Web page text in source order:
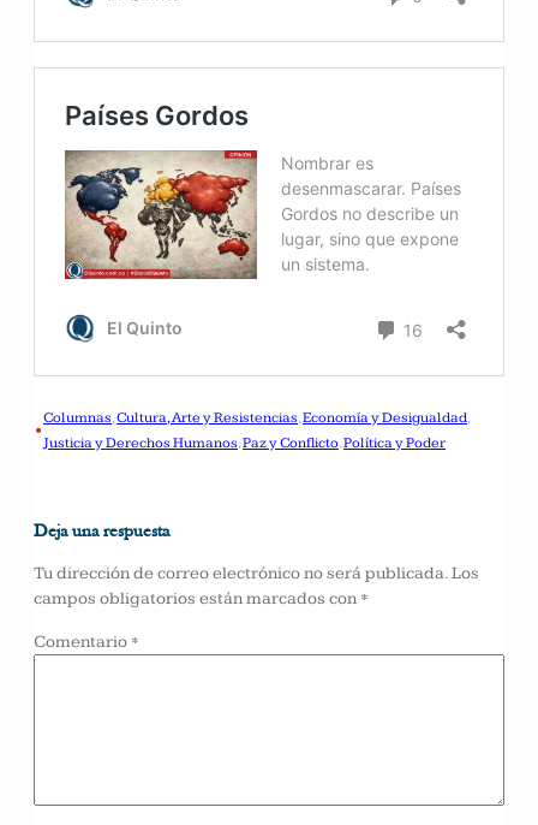
•
Columnas, Cultura, Arte y Resistencias, Economía y Desigualdad
Justicia y Derechos Humanos, Paz y Conflicto, Política y Poder
Deja una respuesta
Tu dirección de correo electrónico no será publicada.Los
campos obligatorios están marcados con *
Comentario *